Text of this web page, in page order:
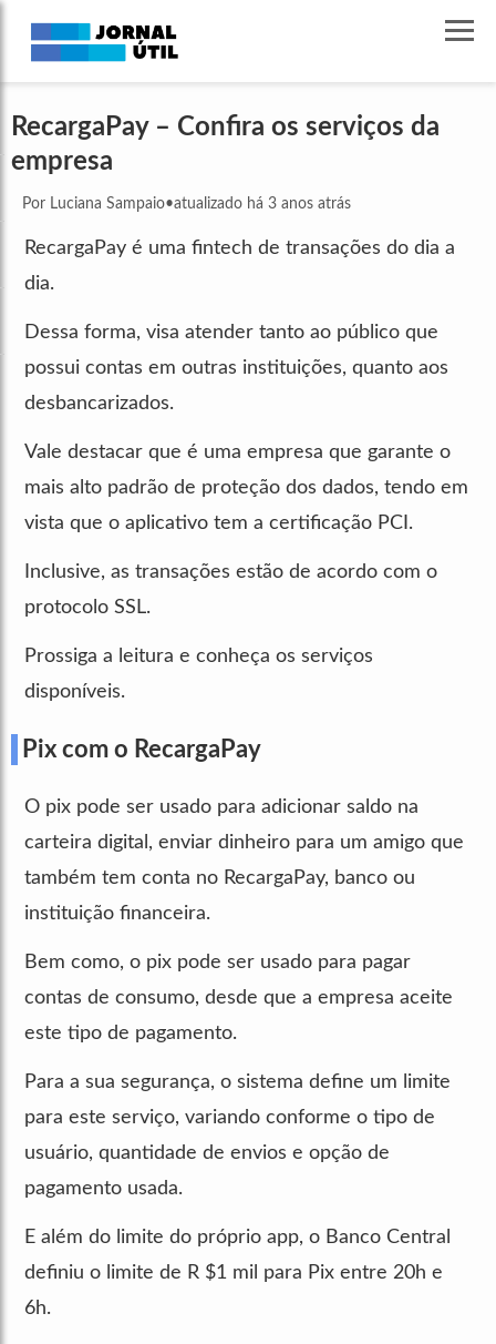
RecargaPay – Confira os serviços da
empresa
Por Luciana Sampaio•atualizado há 3 anos atrás
RecargaPay é uma fintech de transações do dia a
dia.
Dessa forma, visa atender tanto ao público que
possui contas em outras instituições, quanto aos
desbancarizados.
Vale destacar que é uma empresa que garante o
mais alto padrão de proteção dos dados, tendo em
vista que o aplicativo tem a certificação PCI.
Inclusive, as transações estão de acordo com o
protocolo SSL.
Prossiga a leitura e conheça os serviços
disponíveis.
Pix com o RecargaPay
O pix pode ser usado para adicionar saldo na
carteira digital, enviar dinheiro para um amigo que
também tem conta no RecargaPay, banco ou
instituição financeira.
Bem como, o pix pode ser usado para pagar
contas de consumo, desde que a empresa aceite
este tipo de pagamento.
Para a sua segurança, o sistema define um limite
para este serviço, variando conforme o tipo de
usuário, quantidade de envios e opção de
pagamento usada.
E além do limite do próprio app, o Banco Central
definiu o limite de R $1 mil para Pix entre 20h e
6h.